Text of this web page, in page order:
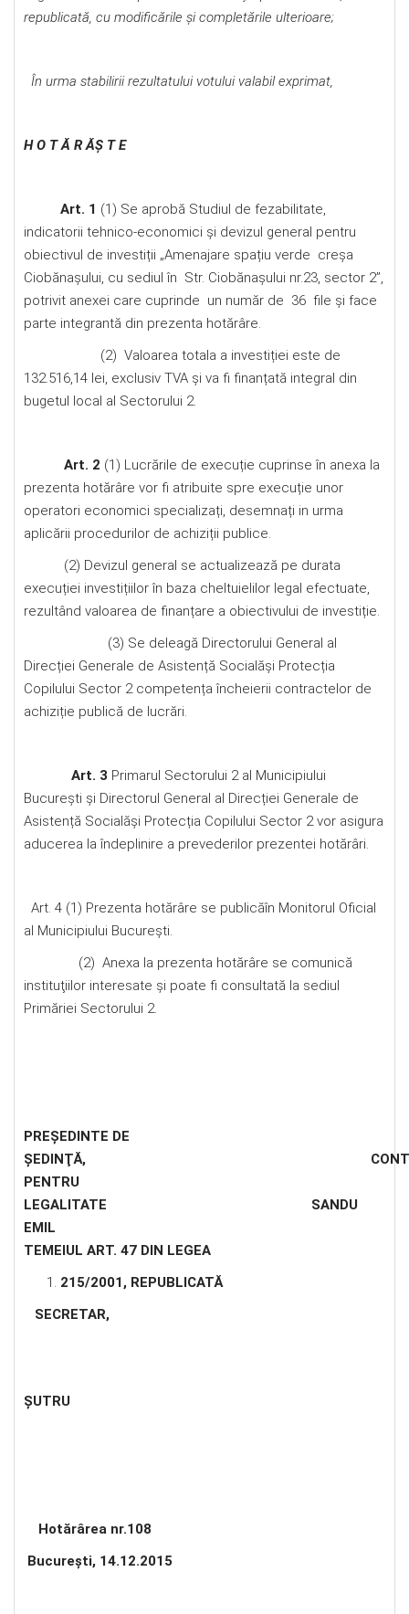
republicată, cu modificările şi completările ulterioare;
În urma stabilirii rezultatului votului valabil exprimat,
H O T Ă R ĂŞ T E
Art. 1 (1) Se aprobă Studiul de fezabilitate,
indicatorii tehnico-economici și devizul general pentru
obiectivul de investiții „Amenajare spațiu verde creșa
Ciobănașului, cu sediul în Str. Ciobănașului nr.23, sector 2”,
potrivit anexei care cuprinde un număr de 36 file şi face
parte integrantă din prezenta hotărâre.
(2) Valoarea totala a investiției este de
132.516,14 lei, exclusiv TVA şi va fi finanțată integral din
bugetul local al Sectorului 2.
Art. 2 (1) Lucrările de execuție cuprinse în anexa la
prezenta hotărâre vor fi atribuite spre execuție unor
operatori economici specializați, desemnați in urma
aplicării procedurilor de achiziții publice.
(2) Devizul general se actualizează pe durata
execuției investițiilor în baza cheltuielilor legal efectuate,
rezultând valoarea de finanțare a obiectivului de investiție.
(3) Se deleagă Directorului General al
Direcției Generale de Asistență Socialăși Protecția
Copilului Sector 2 competența încheierii contractelor de
achiziție publică de lucrări.
Art. 3 Primarul Sectorului 2 al Municipiului
București şi Directorul General al Direcției Generale de
Asistență Socialăşi Protecția Copilului Sector 2 vor asigura
aducerea la îndeplinire a prevederilor prezentei hotărâri.
Art. 4 (1) Prezenta hotărâre se publicăîn Monitorul Oficial
al Municipiului Bucureşti.
(2) Anexa la prezenta hotărâre se comunică
instituţiilor interesate şi poate fi consultată la sediul
Primăriei Sectorului 2.
PREŞEDINTE DE
ŞEDINŢĂ,
PENTRU
LEGALITATE SANDU
EMIL
TEMEIUL ART. 47 DIN LEGEA
215/2001, REPUBLICATĂ
SECRETAR,
ŞUTRU
Hotărârea nr.108
Bucureşti, 14.12.2015